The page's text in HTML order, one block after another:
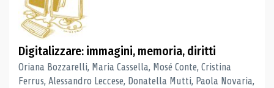
Digitalizzare: immagini, memoria, diritti
Oriana Bozzarelli, Maria Cassella, Mosé Conte, Cristina
Ferrus, Alessandro Leccese, Donatella Mutti, Paola Novaria,